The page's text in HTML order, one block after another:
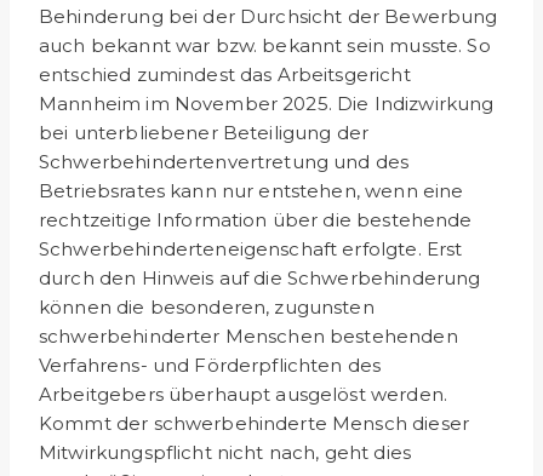
Behinderung bei der Durchsicht der Bewerbung
auch bekannt war bzw. bekannt sein musste. So
entschied zumindest das Arbeitsgericht
Mannheim im Novem­ber 2025. Die Indizwirkung
bei unterbliebener Beteiligung der
Schwerbehindertenvertretung und des
Betriebsrates kann nur entstehen, wenn eine
rechtzeitige Information über die bestehende
Schwerbehinderteneigenschaft erfolgte. Erst
durch den Hinweis auf die Schwerbehinderung
können die be­sonderen, zugunsten
schwerbehinderter Menschen bestehen­den
Verfahrens- und Förderpflichten des
Arbeitgebers überhaupt ausgelöst werden.
Kommt der schwerbehinderte Mensch dieser
Mitwirkungspflicht nicht nach, geht dies